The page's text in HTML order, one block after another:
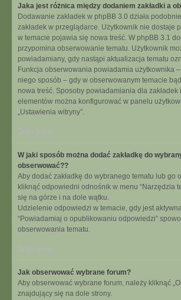
Jaka jest różnica między dodaniem zakładki a
Dodawanie zakładek w phpBB 3.0 działa
zakładek w przeglądarce. Użytkownik nie dostaje
w temacie pojawia się nowa treść. W phpBB 3.1
przypomina obserwowanie tematu. Użytkownik
powiadamiany, gdy nastąpi aktualizacja tematu
Funkcja obserwowania powiadamia użytkownika
niego sposób – gdy w obserwowanym temacie
nowa treść. Sposoby powiadamiania dla zakładek
elementów można konfigurować w panelu
„Ustawienia witryny”.
Na górę
W jaki sposób można dodać zakładkę do
obserwować??
Aby dodać zakładkę do wybranego tematu lub go
kliknąć odpowiedni odnośnik w menu “Narzędzia
się na górze i na dole wątku.
Udzielenie odpowiedzi w temacie, gdy jest
“Powiadamiaj o opublikowaniu odpowiedzi”
obserwowania tematu.
Na górę
Jak obserwować wybrane forum?
Aby obserwować wybrane forum, należy kliknąć
znajdujący się na dole strony.